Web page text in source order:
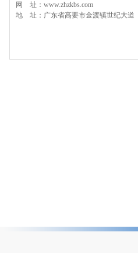
网 址：www.zhzkbs.com
地 址：广东省高要市金渡镇世纪大道